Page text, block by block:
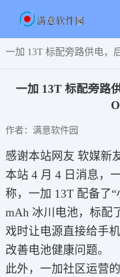
一加 13T 标配旁路供电，
一加 13T 标配旁路
作者：满意软件园
感谢本站网友 软媒新
本站 4 月 4 日消息，
称，一加 13T 配备了
mAh 冰川电池，标配
戏时让电源直接给手
改善电池健康问题。
此外，一加社区运营